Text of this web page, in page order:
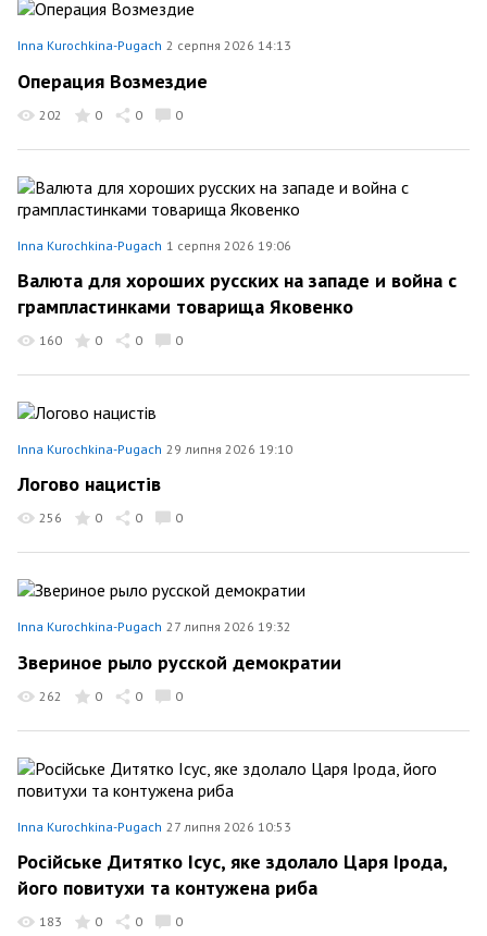
Inna Kurochkina-Pugach 2 серпня 2026 14:13
Операция Возмездие
202 0 0 0
Inna Kurochkina-Pugach 1 серпня 2026 19:06
Валюта для хороших русских на западе и война с
грампластинками товарища Яковенко
160 0 0 0
Inna Kurochkina-Pugach 29 липня 2026 19:10
Логово нацистiв
256 0 0 0
Inna Kurochkina-Pugach 27 липня 2026 19:32
Звериное рыло русской демократии
262 0 0 0
Inna Kurochkina-Pugach 27 липня 2026 10:53
Росiйське Дитятко Iсус, яке здолало Царя Iрода,
його повитухи та контужена риба
183 0 0 0